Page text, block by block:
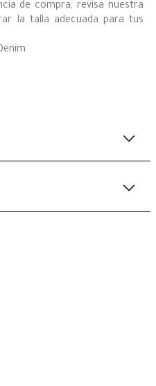
de compra, revisa nuestra
la talla adecuada para tus